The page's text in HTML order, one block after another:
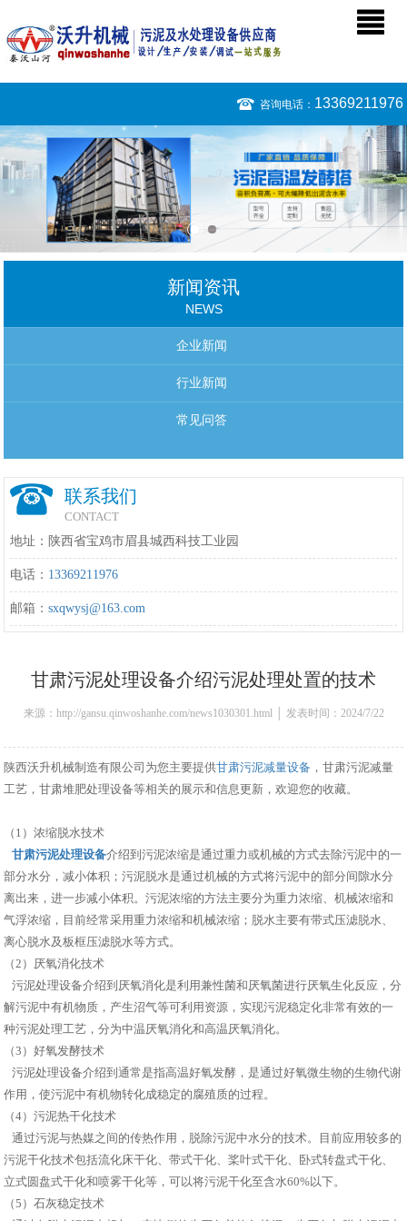
咨询电话： 13369211976
新闻资讯
NEWS
企业新闻
行业新闻
常见问答
联系我们
CONTACT
地址：陕西省宝鸡市眉县城西科技工业园
电话： 13369211976
邮箱：sxqwysj@163.com
甘肃污泥处理设备介绍污泥处理处置的技术
来源：http://gansu.qinwoshanhe.com/news1030301.html │ 发表时间：2024/7/22
陕西沃升机械制造有限公司为您主要提供甘肃污泥减量设备 ，甘肃污泥减量
工艺，甘肃堆肥处理设备等相关的展示和信息更新，欢迎您的收藏。
（1）浓缩脱水技术
甘肃污泥处理设备介绍到污泥浓缩是通过重力或机械的方式去除污泥中的一
部分水分，减小体积；污泥脱水是通过机械的方式将污泥中的部分间隙水分
离出来，进一步减小体积。污泥浓缩的方法主要分为重力浓缩、机械浓缩和
气浮浓缩，目前经常采用重力浓缩和机械浓缩；脱水主要有带式压滤脱水、
离心脱水及板框压滤脱水等方式。
（2）厌氧消化技术
污泥处理设备介绍到厌氧消化是利用兼性菌和厌氧菌进行厌氧生化反应，分
解污泥中有机物质，产生沼气等可利用资源，实现污泥稳定化非常有效的一
种污泥处理工艺，分为中温厌氧消化和高温厌氧消化。
（3）好氧发酵技术
污泥处理设备介绍到通常是指高温好氧发酵，是通过好氧微生物的生物代谢
作用，使污泥中有机物转化成稳定的腐殖质的过程。
（4）污泥热干化技术
通过污泥与热媒之间的传热作用，脱除污泥中水分的技术。目前应用较多的
污泥干化技术包括流化床干化、带式干化、桨叶式干化、卧式转盘式干化、
立式圆盘式干化和喷雾干化等，可以将污泥干化至含水60%以下。
（5）石灰稳定技术